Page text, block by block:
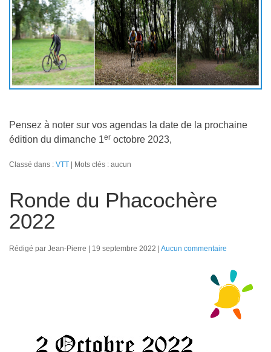
Pensez à noter sur vos agendas la date de la prochaine
édition du dimanche 1er octobre 2023,
Classé dans : VTT Mots clés : aucun
Ronde du Phacochère
2022
Rédigé par Jean-Pierre 19 septembre 2022 Aucun commentaire